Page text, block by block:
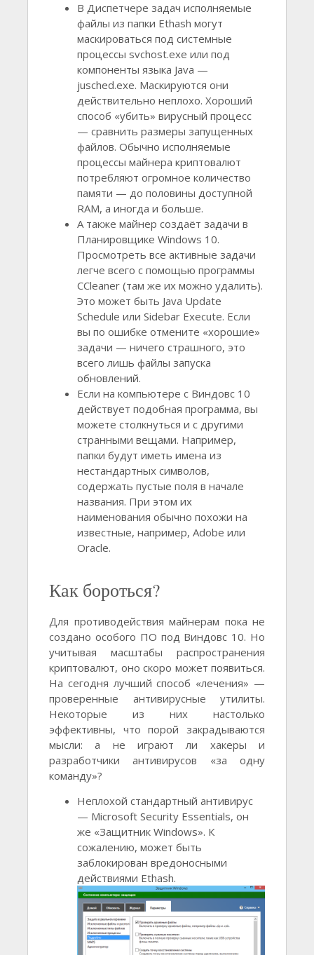
В Диспетчере задач исполняемые
файлы из папки Ethash могут
маскироваться под системные
процессы svchost.exe или под
компоненты языка Java —
jusched.exe. Маскируются они
действительно неплохо. Хороший
способ «убить» вирусный процесс
— сравнить размеры запущенных
файлов. Обычно исполняемые
процессы майнера криптовалют
потребляют огромное количество
памяти — до половины доступной
RAM, а иногда и больше.
А также майнер создаёт задачи в
Планировщике Windows 10.
Просмотреть все активные задачи
легче всего с помощью программы
CCleaner (там же их можно удалить).
Это может быть Java Update
Schedule или Sidebar Execute. Если
вы по ошибке отмените «хорошие»
задачи — ничего страшного, это
всего лишь файлы запуска
обновлений.
Если на компьютере с Виндовс 10
действует подобная программа, вы
можете столкнуться и с другими
странными вещами. Например,
папки будут иметь имена из
нестандартных символов,
содержать пустые поля в начале
названия. При этом их
наименования обычно похожи на
известные, например, Adobe или
Oracle.
Как бороться?
Для противодействия майнерам пока не
создано особого ПО под Виндовс 10. Но
учитывая масштабы распространения
криптовалют, оно скоро может появиться.
На сегодня лучший способ «лечения» —
проверенные антивирусные утилиты.
Некоторые из них настолько
эффективны, что порой закрадываются
мысли: а не играют ли хакеры и
разработчики антивирусов «за одну
команду»?
Неплохой стандартный антивирус
— Microsoft Security Essentials, он
же «Защитник Windows». К
сожалению, может быть
заблокирован вредоносными
действиями Ethash.